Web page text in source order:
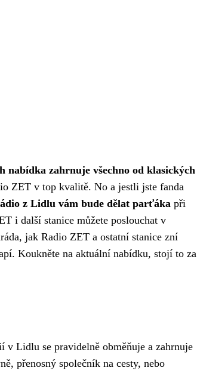
nabídka zahrnuje všechno od klasických
ZET v top kvalitě. No a jestli jste fanda
z Lidlu vám bude dělat parťáka při
i další stanice můžete poslouchat v
jak Radio ZET a ostatní stanice zní
Koukněte na aktuální nabídku, stojí to za
Lidlu se pravidelně obměňuje a zahrnuje
přenosný společník na cesty, nebo